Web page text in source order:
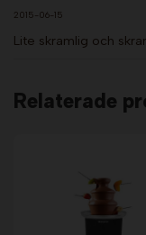
2015-06-15
Lite skramlig och
Relaterade